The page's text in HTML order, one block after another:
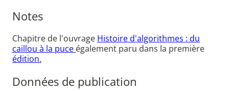
Notes
Chapitre de l'ouvrage Histoire d'algorithmes : du
caillou à la puce également paru dans la première
édition.
Données de publication